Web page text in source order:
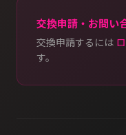
交換申請・お問い
交換申請するには
す。